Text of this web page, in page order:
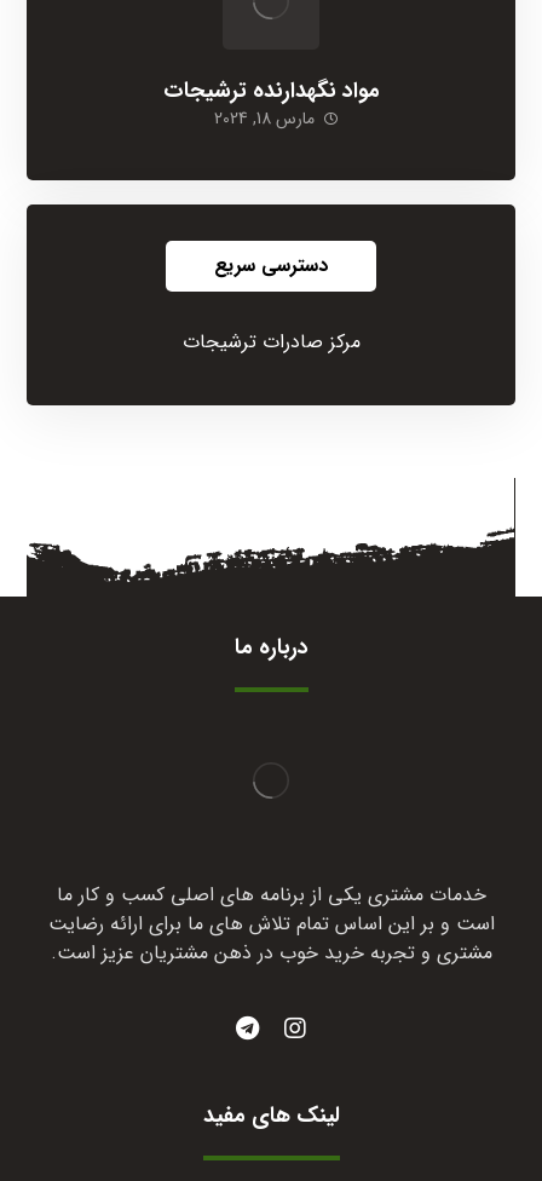
مواد نگهدارنده ترشیجات
مارس 18, 2024
دسترسی سریع
مرکز صادرات ترشیجات
درباره ما
خدمات مشتری یکی از برنامه های اصلی کسب و کار ما
است و بر این اساس تمام تلاش های ما برای ارائه رضایت
مشتری و تجربه خرید خوب در ذهن مشتریان عزیز است.
لینک های مفید